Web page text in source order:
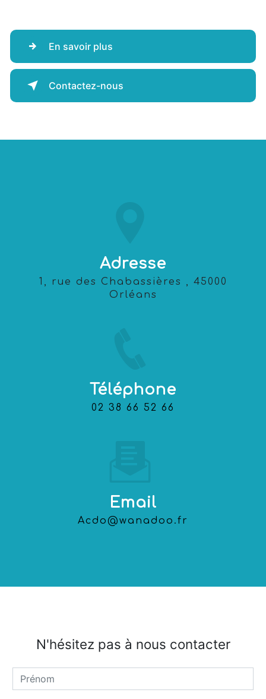
En savoir plus
Contactez-nous
Adresse
1, rue des Chabassières , 45000
Orléans
Téléphone
02 38 66 52 66
Email
acdo@wanadoo.fr
N'hésitez pas à nous contacter